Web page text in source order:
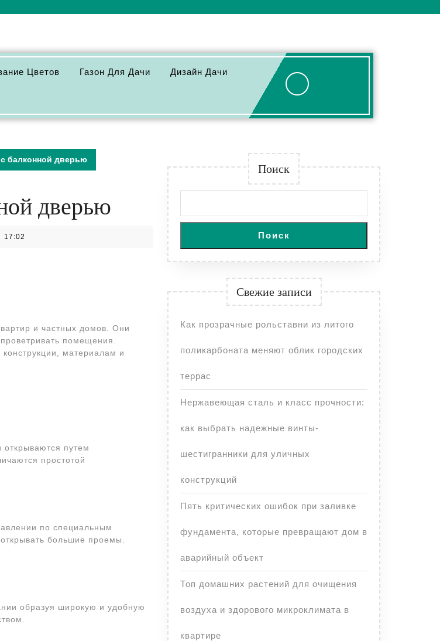
Цветов Газон Для Дачи Дизайн Дачи
балконной дверью
дверью
17:02
и частных домов. Они
помещения.
материалам и
путем
простотой
по специальным
большие проемы.
образуя широкую и удобную
Поиск
Поиск
Свежие записи
Как прозрачные рольставни из литого
поликарбоната меняют облик городских
террас
Нержавеющая сталь и класс прочности:
как выбрать надежные винты-
шестигранники для уличных
конструкций
Пять критических ошибок при заливке
фундамента, которые превращают дом в
аварийный объект
Топ домашних растений для очищения
воздуха и здорового микроклимата в
квартире